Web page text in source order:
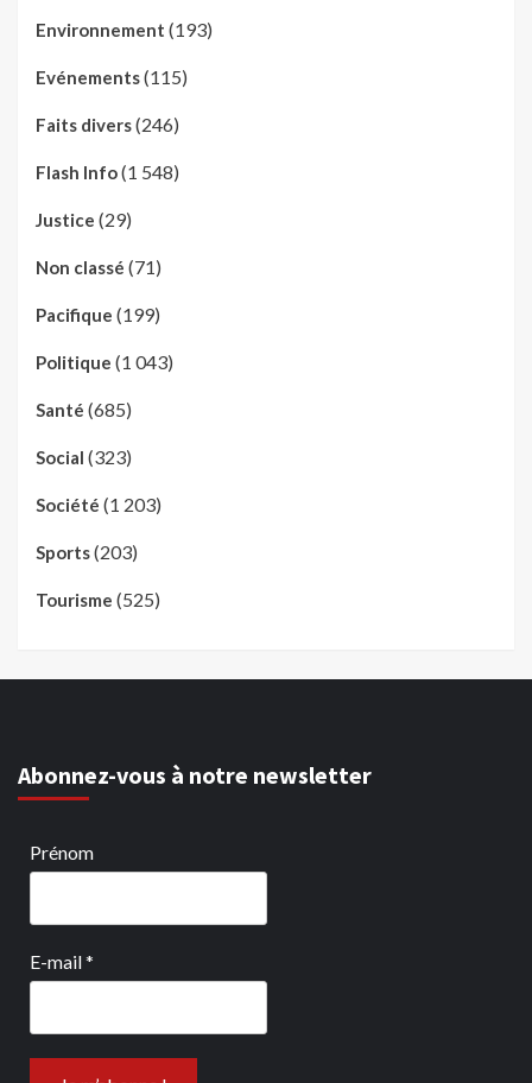
Environnement (193)
Evénements(115)
Faits divers(246)
Flash Info(1 548)
Justice (29)
Non classé (71)
Pacifique (199)
Politique (1 043)
Santé (685)
Social (323)
Société (1 203)
Sports(203)
Tourisme (525)
Abonnez-vous à notre newsletter
Prénom
E-mail*